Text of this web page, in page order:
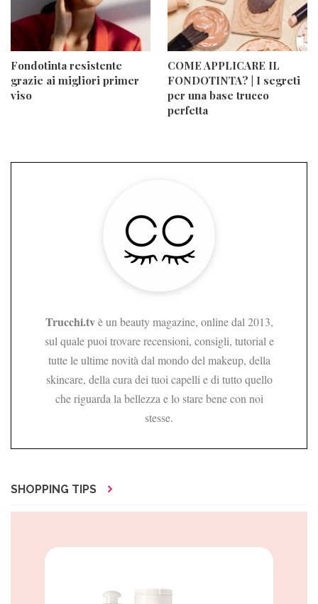
Fondotinta resistente
grazie ai migliori primer
viso
COME APPLICARE IL
FONDOTINTA? | I segreti
per una base trucco
perfetta
Trucchi.tvè un beauty magazine, online dal 2013,
sul quale puoi trovare recensioni, consigli, tutorial e
tutte le ultime novità dal mondo del makeup, della
skincare, della cura dei tuoi capelli e di tutto quello
che riguarda la bellezza e lo stare bene con noi
stesse.
SHOPPING TIPS